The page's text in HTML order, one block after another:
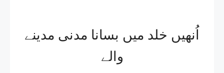
اُنھیں خلد میں بسانا مدنی مدینے
والے